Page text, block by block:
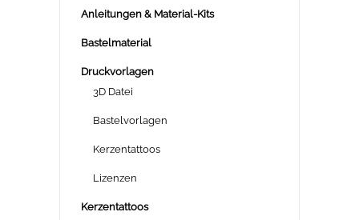
Anleitungen & Material-Kits
Bastelmaterial
Druckvorlagen
3D Datei
Bastelvorlagen
Kerzentattoos
Lizenzen
Kerzentattoos